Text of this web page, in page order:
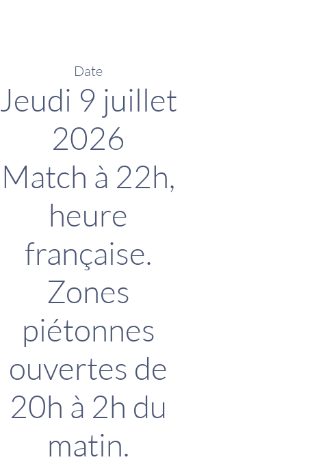
Jeudi 9 juillet
2026
Match à 22h,
heure
française.
Zones
piétonnes
ouvertes de
20h à 2h du
matin.
Date